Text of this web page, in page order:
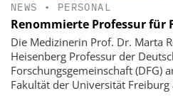
NEWS • PERSONAL
Renommierte Professur für
Die Medizinerin Prof. Dr. Marta
Heisenberg Professur der
Forschungsgemeinschaft (DFG)
Fakultät der Universität Freiburg